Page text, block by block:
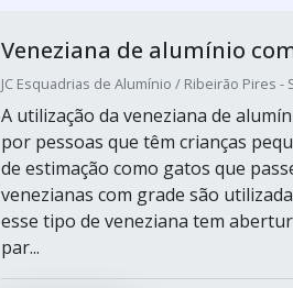
Veneziana de alumínio
JC Esquadrias de Alumínio / Ribeirão Pires -
A utilização da veneziana de
por pessoas que têm crianças
de estimação como gatos que
venezianas com grade são
esse tipo de veneziana tem
par...